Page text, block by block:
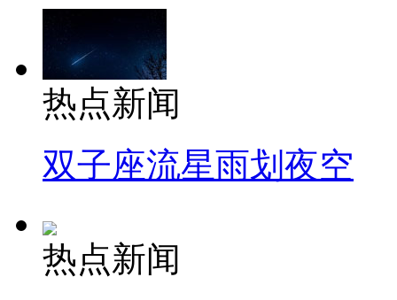
热点新闻
双子座流星雨划夜空
热点新闻